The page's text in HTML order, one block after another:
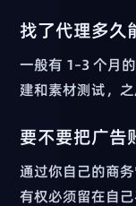
找了代理多久
一般有 1–3 个月
建和素材测试，
要不要把广告
通过你自己的商
有权必须留在自